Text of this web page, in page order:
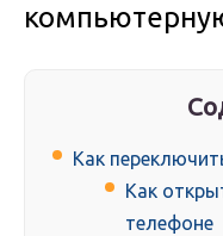
Как
Как
телефоне